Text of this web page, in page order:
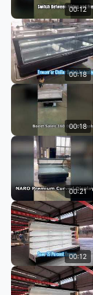
00:12
00:18
00:18
00:21
00:12